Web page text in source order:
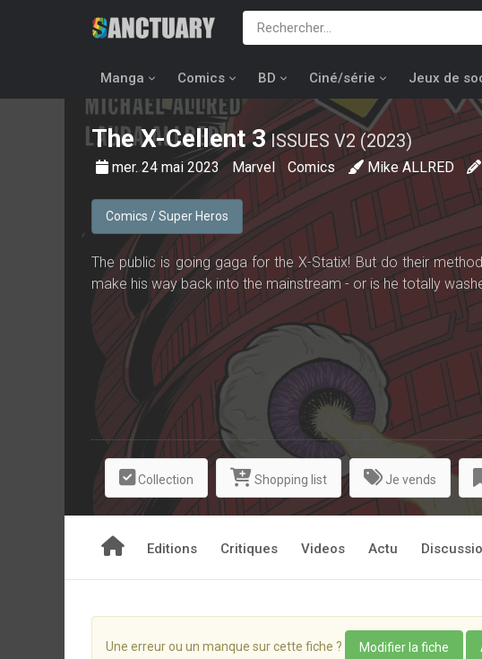
Manga Comics BD Ciné/série Jeux de
The X-Cellent3 ISSUES V2 (2023)
mer. 24 mai 2023 Marvel Comics Mike ALLRED
Comics / Super Heros
The public is going gaga for the X-Statix! But do their
make his way back into the mainstream - or is he totally
Collection Shopping list Je vends
Editions Critiques Videos Actu
Une erreur ou un manque sur cette fiche ? Modifier la fiche